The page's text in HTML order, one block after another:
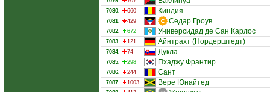
7080. 660 Киндия
7081. 429 Седар Гроув
7082. 672 Универсидад де Сан Карлос
7083. 121 Айнтрахт (Нордерштедт)
7084. 74 Дукла
7085. 298 Пхаджу Франтир
7086. 244 Сант
7087. 1003 Вере Юнайтед